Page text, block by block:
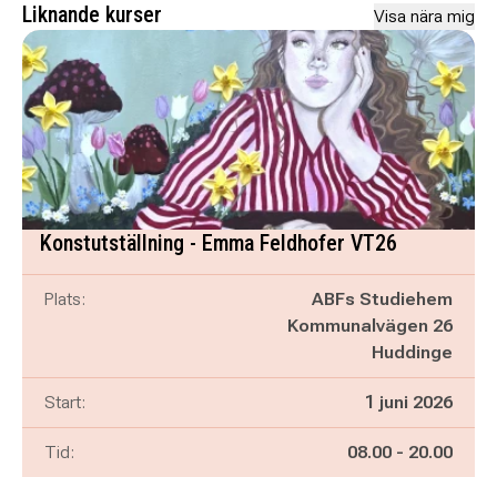
Liknande kurser Visa nära mig
Konstutställning - Emma Feldhofer VT26
Plats:
ABFs Studiehem
Kommunalvägen 26
Huddinge
Start: 1 juni 2026
Tid: Pågår mellan
08.00 - och
20.00